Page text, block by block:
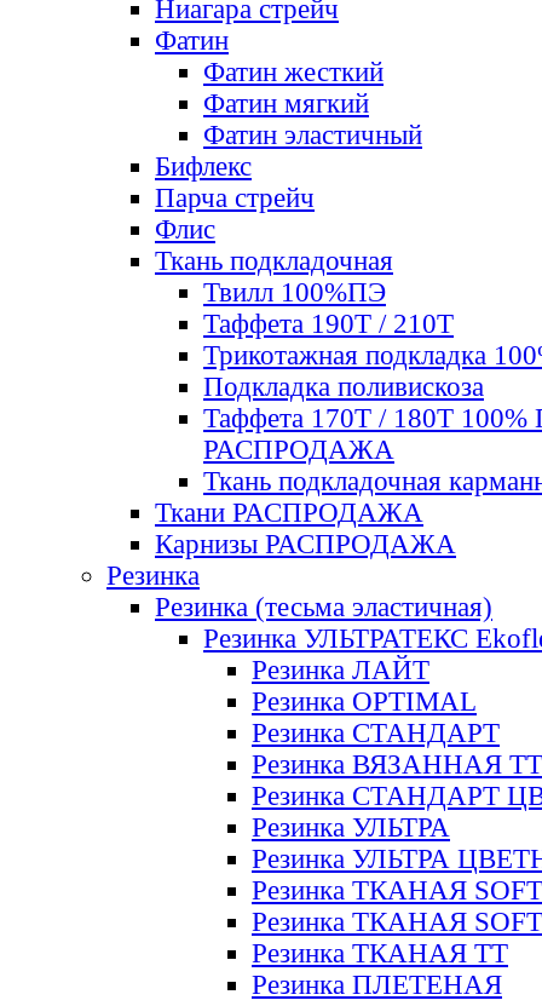
Ниагара стрейч
Фатин
Фатин жесткий
Фатин мягкий
Фатин элаcтичный
Бифлекс
Парча стрейч
Флис
Ткань подкладочная
Твилл 100%ПЭ
Таффета 190Т / 210Т
Трикотажная подкладка
Подкладка поливискоза
Таффета 170Т / 180Т 100%
РАСПРОДАЖА
Ткань подкладочная
Ткани РАСПРОДАЖА
Карнизы РАСПРОДАЖА
Резинка
Резинка (тесьма эластичная)
Резинка УЛЬТРАТЕКС
Резинка ЛАЙТ
Резинка OPTIMAL
Резинка СТАНДАРТ
Резинка ВЯЗАННАЯ ТТ
Резинка СТАНДАРТ
Резинка УЛЬТРА
Резинка УЛЬТРА
Резинка ТКАНАЯ SOFT
Резинка ТКАНАЯ
Резинка ТКАНАЯ ТТ
Резинка ПЛЕТЕНАЯ